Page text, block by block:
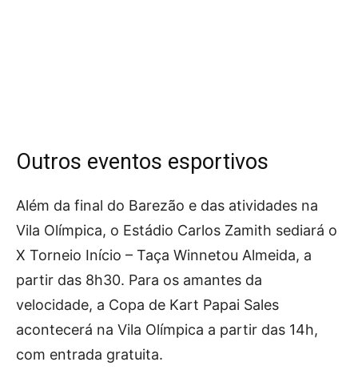
Outros eventos esportivos
Além da final do Barezão e das atividades na
Vila Olímpica, o Estádio Carlos Zamith sediará o
X Torneio Início – Taça Winnetou Almeida, a
partir das 8h30. Para os amantes da
velocidade, a Copa de Kart Papai Sales
acontecerá na Vila Olímpica a partir das 14h,
com entrada gratuita.